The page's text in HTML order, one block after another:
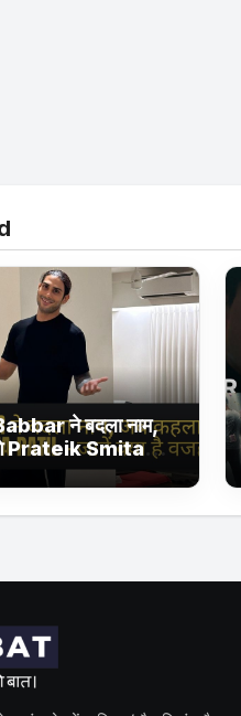
ने बदला नाम,
Prateik Smita
क्या है वजह